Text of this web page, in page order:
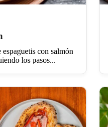
con salmón
los pasos...